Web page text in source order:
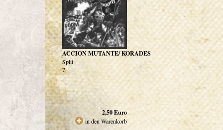
ACCION MUTANTE/ KORADES
Split
7"
2,50Euro
in den Warenkorb